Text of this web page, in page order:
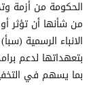
الحكومة من أزمة
من شأنها أن
الانباء الرسمية
بتعهداتها لدعم
بما يسهم في